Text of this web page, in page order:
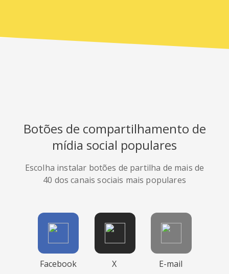
Botões de compartilhamento de
mídia social populares
Escolha instalar botões de partilha de mais de
40 dos canais sociais mais populares
Facebook X E-mail